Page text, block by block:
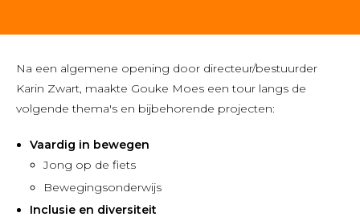
Na een algemene opening door directeur/bestuurder
Karin Zwart, maakte Gouke Moes een tour langs de
volgende thema's en bijbehorende projecten:
Vaardig in bewegen
Jong op de fiets
Bewegingsonderwijs
Inclusie en diversiteit